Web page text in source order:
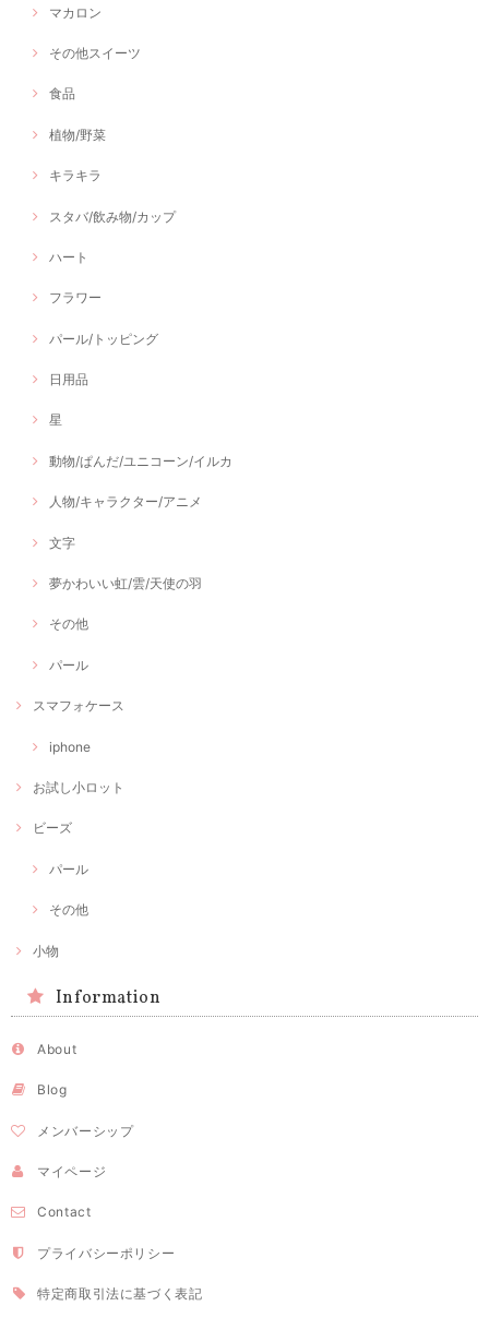
マカロン
その他スイーツ
食品
植物/野菜
キラキラ
スタバ/飲み物/カップ
ハート
フラワー
パール/トッピング
日用品
星
動物/ぱんだ/ユニコーン/イルカ
人物/キャラクター/アニメ
文字
夢かわいい虹/雲/天使の羽
その他
パール
スマフォケース
iphone
お試し小ロット
ビーズ
パール
その他
小物
Information
About
Blog
メンバーシップ
マイページ
Contact
プライバシーポリシー
特定商取引法に基づく表記